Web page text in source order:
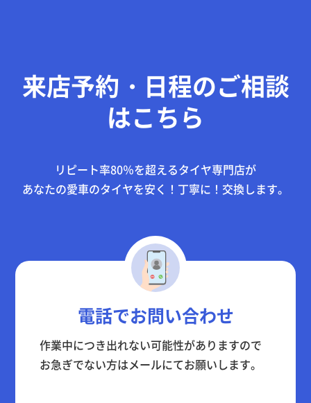
来店予約・日程のご相談
はこちら
リピート率80％を超えるタイヤ専門店が
あなたの愛車のタイヤを安く！丁寧に！ 交換します。
電話でお問い合わせ
作業中につき出れない可能性がありますので
お急ぎでない方はメールにてお願いします。